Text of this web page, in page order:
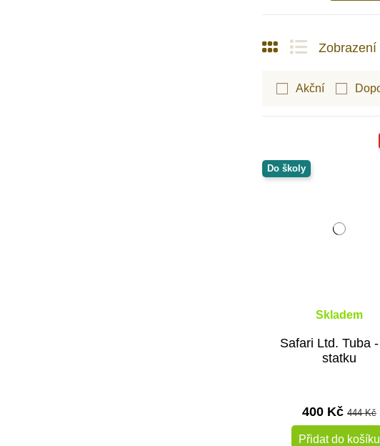
Zobrazení
Akční
Do školy
Skladem
Safari Ltd. Tuba
statku
400 Kč444 Kč
Přidat do košíku